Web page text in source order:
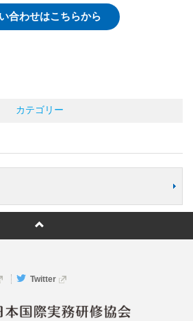
合わせはこちらから
カテゴリー
Twitter